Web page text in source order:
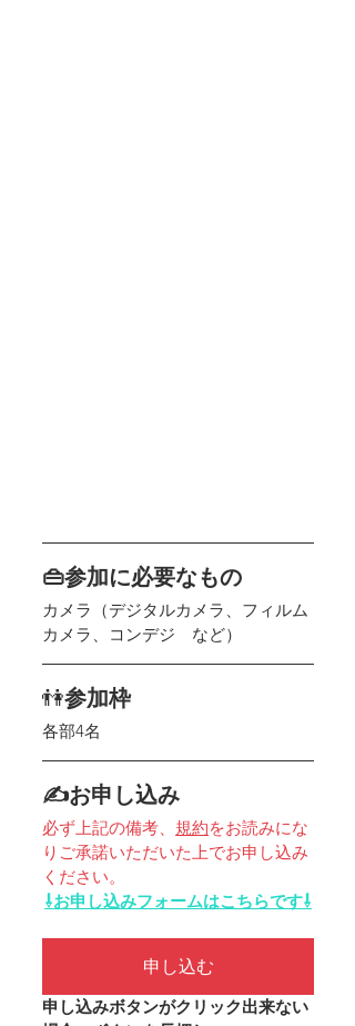
👜参加に必要なもの
カメラ（デジタルカメラ、フィルム
カメラ、コンデジ　など）
👫参加枠
各部4名
✍お申し込み
必ず上記の備考、 規約をお読みにな
りご承諾いただいた上でお申し込み
ください。
⇩お申し込みフォームはこちらです⇩
申し込む
申し込みボタンがクリック出来ない